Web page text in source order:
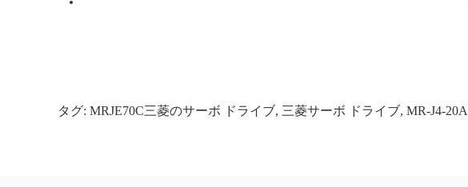
タグ: MRJE70C三菱のサーボ ドライブ, 三菱サーボ ドライブ, MR-J4-20A